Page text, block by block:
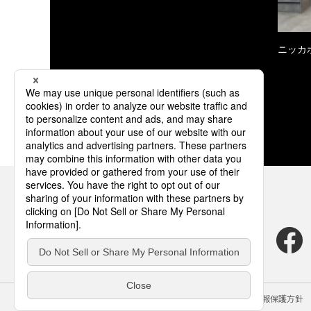
ニッカ
サイトのご利用にあたって クッキーポリシー 個人情報保護方針